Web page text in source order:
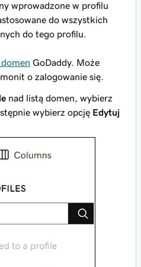
wprowadzone w profilu
do wszystkich
do tego profilu.
GoDaddy. Może
o zalogowanie się.
nad listą domen, wybierz
wybierz opcję Edytuj